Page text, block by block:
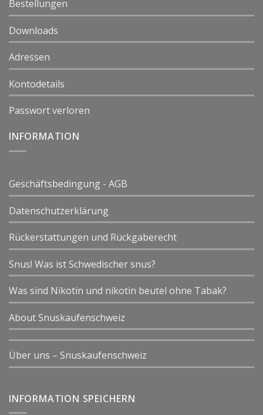
Bestellungen
Downloads
Adressen
Kontodetails
Passwort verloren
INFORMATION
Geschäftsbedingung - AGB
Datenschutzerklärung
Rückerstattungen und Rückgaberecht
Snus! Was ist Schwedischer snus?
Was sind Nikotin und nikotin beutel ohne Tabak?
About Snuskaufenschweiz
Über uns – Snuskaufenschweiz
INFORMATION SPEICHERN